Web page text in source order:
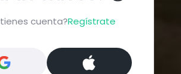
cuenta?Regístrate